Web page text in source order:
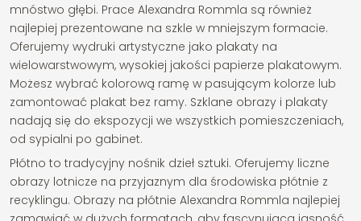
mnóstwo głębi. Prace Alexandra Rommla są również
najlepiej prezentowane na szkle w mniejszym formacie.
Oferujemy wydruki artystyczne jako plakaty na
wielowarstwowym, wysokiej jakości papierze plakatowym.
Możesz wybrać kolorową ramę w pasującym kolorze lub
zamontować plakat bez ramy. Szklane obrazy i plakaty
nadają się do ekspozycji we wszystkich pomieszczeniach,
od sypialni po gabinet.
Płótno to tradycyjny nośnik dzieł sztuki. Oferujemy liczne
obrazy lotnicze na przyjaznym dla środowiska płótnie z
recyklingu. Obrazy na płótnie Alexandra Rommla najlepiej